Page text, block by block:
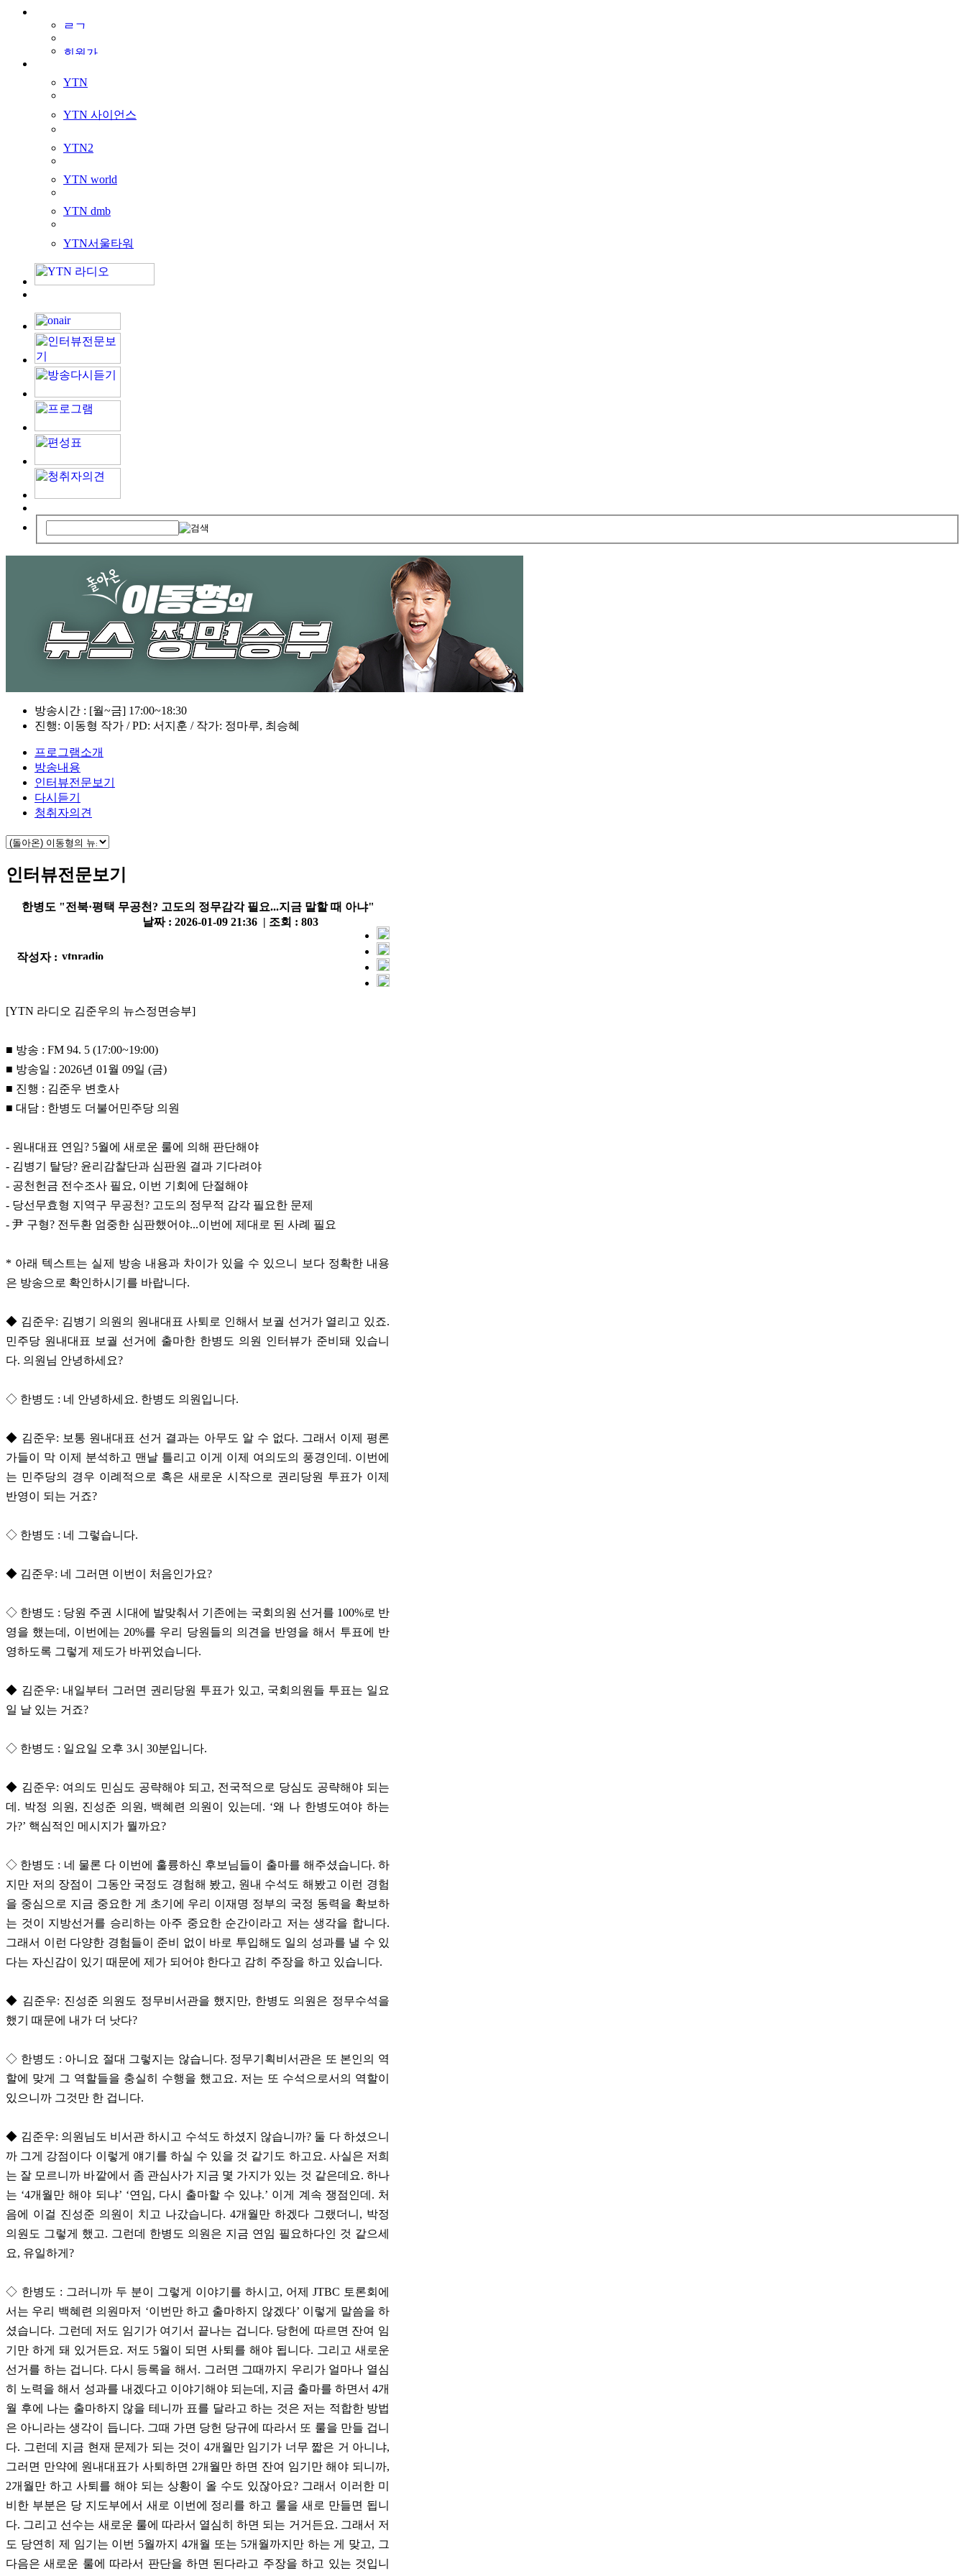
YTN
YTN 사이언스
YTN2
YTN world
YTN dmb
YTN서울타워
방송시간 : [월~금] 17:00~18:30
진행: 이동형 작가 / PD: 서지훈 / 작가: 정마루, 최승혜
프로그램소개
방송내용
인터뷰전문보기
다시듣기
청취자의견
인터뷰전문보기
한병도 "전북·평택 무공천? 고도의 정무감각 필요...지금 말할 때 아냐"
작성자 :
날짜 : 2026-01-09 21:36 | 조회 : 803
[YTN 라디오 김준우의 뉴스정면승부]
■ 방송 : FM 94. 5 (17:00~19:00)
■ 방송일 : 2026년 01월 09일 (금)
■ 진행 : 김준우 변호사
■ 대담 : 한병도 더불어민주당 의원
- 원내대표 연임? 5월에 새로운 룰에 의해 판단해야
- 김병기 탈당? 윤리감찰단과 심판원 결과 기다려야
- 공천헌금 전수조사 필요, 이번 기회에 단절해야
- 당선무효형 지역구 무공천? 고도의 정무적 감각 필요한 문제
- 尹 구형? 전두환 엄중한 심판했어야...이번에 제대로 된 사례 필요
* 아래 텍스트는 실제 방송 내용과 차이가 있을 수 있으니 보다 정확한 내용
은 방송으로 확인하시기를 바랍니다.
◆ 김준우: 김병기 의원의 원내대표 사퇴로 인해서 보궐 선거가 열리고 있죠.
민주당 원내대표 보궐 선거에 출마한 한병도 의원 인터뷰가 준비돼 있습니
다. 의원님 안녕하세요?
◇ 한병도 : 네 안녕하세요. 한병도 의원입니다.
◆ 김준우: 보통 원내대표 선거 결과는 아무도 알 수 없다. 그래서 이제 평론
가들이 막 이제 분석하고 맨날 틀리고 이게 이제 여의도의 풍경인데. 이번에
는 민주당의 경우 이례적으로 혹은 새로운 시작으로 권리당원 투표가 이제
반영이 되는 거죠?
◇ 한병도 : 네 그렇습니다.
◆ 김준우: 네 그러면 이번이 처음인가요?
◇ 한병도 : 당원 주권 시대에 발맞춰서 기존에는 국회의원 선거를 100%로 반
영을 했는데, 이번에는 20%를 우리 당원들의 의견을 반영을 해서 투표에 반
영하도록 그렇게 제도가 바뀌었습니다.
◆ 김준우: 내일부터 그러면 권리당원 투표가 있고, 국회의원들 투표는 일요
일 날 있는 거죠?
◇ 한병도 : 일요일 오후 3시 30분입니다.
◆ 김준우: 여의도 민심도 공략해야 되고, 전국적으로 당심도 공략해야 되는
데. 박정 의원, 진성준 의원, 백혜련 의원이 있는데. ‘왜 나 한병도여야 하는
가?’ 핵심적인 메시지가 뭘까요?
◇ 한병도 : 네 물론 다 이번에 훌륭하신 후보님들이 출마를 해주셨습니다. 하
지만 저의 장점이 그동안 국정도 경험해 봤고, 원내 수석도 해봤고 이런 경험
을 중심으로 지금 중요한 게 초기에 우리 이재명 정부의 국정 동력을 확보하
는 것이 지방선거를 승리하는 아주 중요한 순간이라고 저는 생각을 합니다.
그래서 이런 다양한 경험들이 준비 없이 바로 투입해도 일의 성과를 낼 수 있
다는 자신감이 있기 때문에 제가 되어야 한다고 감히 주장을 하고 있습니다.
◆ 김준우: 진성준 의원도 정무비서관을 했지만, 한병도 의원은 정무수석을
했기 때문에 내가 더 낫다?
◇ 한병도 : 아니요 절대 그렇지는 않습니다. 정무기획비서관은 또 본인의 역
할에 맞게 그 역할들을 충실히 수행을 했고요. 저는 또 수석으로서의 역할이
있으니까 그것만 한 겁니다.
◆ 김준우: 의원님도 비서관 하시고 수석도 하셨지 않습니까? 둘 다 하셨으니
까 그게 강점이다 이렇게 얘기를 하실 수 있을 것 같기도 하고요. 사실은 저희
는 잘 모르니까 바깥에서 좀 관심사가 지금 몇 가지가 있는 것 같은데요. 하나
는 ‘4개월만 해야 되냐’ ‘연임, 다시 출마할 수 있냐.’ 이게 계속 쟁점인데. 처
음에 이걸 진성준 의원이 치고 나갔습니다. 4개월만 하겠다 그랬더니, 박정
의원도 그렇게 했고. 그런데 한병도 의원은 지금 연임 필요하다인 것 같으세
요, 유일하게?
◇ 한병도 : 그러니까 두 분이 그렇게 이야기를 하시고, 어제 JTBC 토론회에
서는 우리 백혜련 의원마저 ‘이번만 하고 출마하지 않겠다’ 이렇게 말씀을 하
셨습니다. 그런데 저도 임기가 여기서 끝나는 겁니다. 당헌에 따르면 잔여 임
기만 하게 돼 있거든요. 저도 5월이 되면 사퇴를 해야 됩니다. 그리고 새로운
선거를 하는 겁니다. 다시 등록을 해서. 그러면 그때까지 우리가 얼마나 열심
히 노력을 해서 성과를 내겠다고 이야기해야 되는데, 지금 출마를 하면서 4개
월 후에 나는 출마하지 않을 테니까 표를 달라고 하는 것은 저는 적합한 방법
은 아니라는 생각이 듭니다. 그때 가면 당헌 당규에 따라서 또 룰을 만들 겁니
다. 그런데 지금 현재 문제가 되는 것이 4개월만 임기가 너무 짧은 거 아니냐,
그러면 만약에 원내대표가 사퇴하면 2개월만 하면 잔여 임기만 해야 되니까,
2개월만 하고 사퇴를 해야 되는 상황이 올 수도 있잖아요? 그래서 이러한 미
비한 부분은 당 지도부에서 새로 이번에 정리를 하고 룰을 새로 만들면 됩니
다. 그리고 선수는 새로운 룰에 따라서 열심히 하면 되는 거거든요. 그래서 저
도 당연히 제 임기는 이번 5월까지 4개월 또는 5개월까지만 하는 게 맞고, 그
다음은 새로운 룰에 따라서 판단을 하면 된다라고 주장을 하고 있는 것입니